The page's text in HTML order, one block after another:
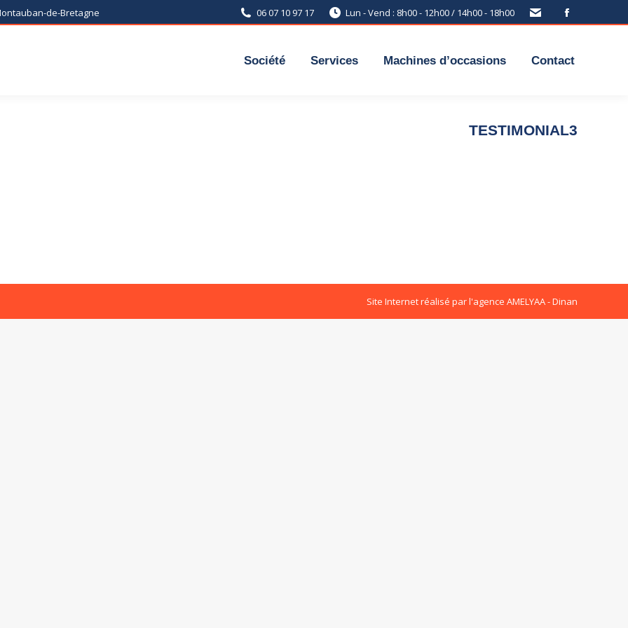
de-Bretagne 06 07 10 97 17 Lun - Vend : 8h00 - 12h00 / 14h00 - 18h00
Société Services Machines d’occasions Contact
TESTIMONIAL3
Site Internet réalisé par l'agence AMELYAA - Dinan